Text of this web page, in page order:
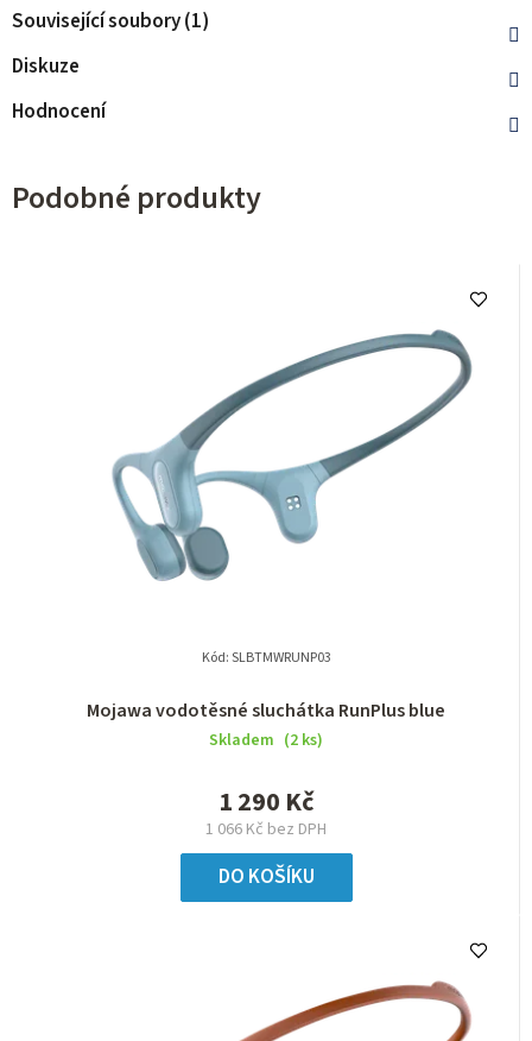
Související soubory (1)
Diskuze
Hodnocení
Podobné produkty
Mojawa vodotěsné sluchátka RunPlus blue
Skladem (2 ks)
1 066 Kč bez DPH
1 290 Kč
DO KOŠÍKU
Kód:SLBTMWRUNP03